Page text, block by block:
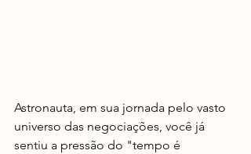
Astronauta, em sua jornada pelo vasto
universo das negociações, você já
sentiu a pressão do "tempo é